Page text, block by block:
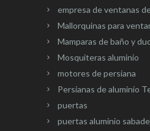
empresa de ventanas
Mallorquinas para
Mamparas de baño y
Mosquiteras aluminio
motores de persiana
Persianas de aluminio
puertas
puertas aluminio